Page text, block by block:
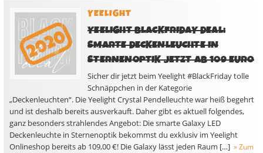
YEELIGHT
YEELIGHT BLACKFRIDAY DEAL:
SMARTE DECKENLEUCHTE IN
STERNENOPTIK JETZT AB 109 EURO
Sicher dir jetzt beim Yeelight #BlackFriday tolle
Schnäppchen in der Kategorie
„Deckenleuchten“. Die Yeelight Crystal Pendelleuchte war heiß begehrt
und ist deshalb bereits ausverkauft. Daher gibt es aktuell folgendes,
ganz besonders strahlendes Angebot: Die smarte Galaxy LED
Deckenleuchte in Sternenoptik bekommst du exklusiv im Yeelight
Onlineshop bereits ab 109,00 €! Die Galaxy lässt jeden Raum […] » Zum